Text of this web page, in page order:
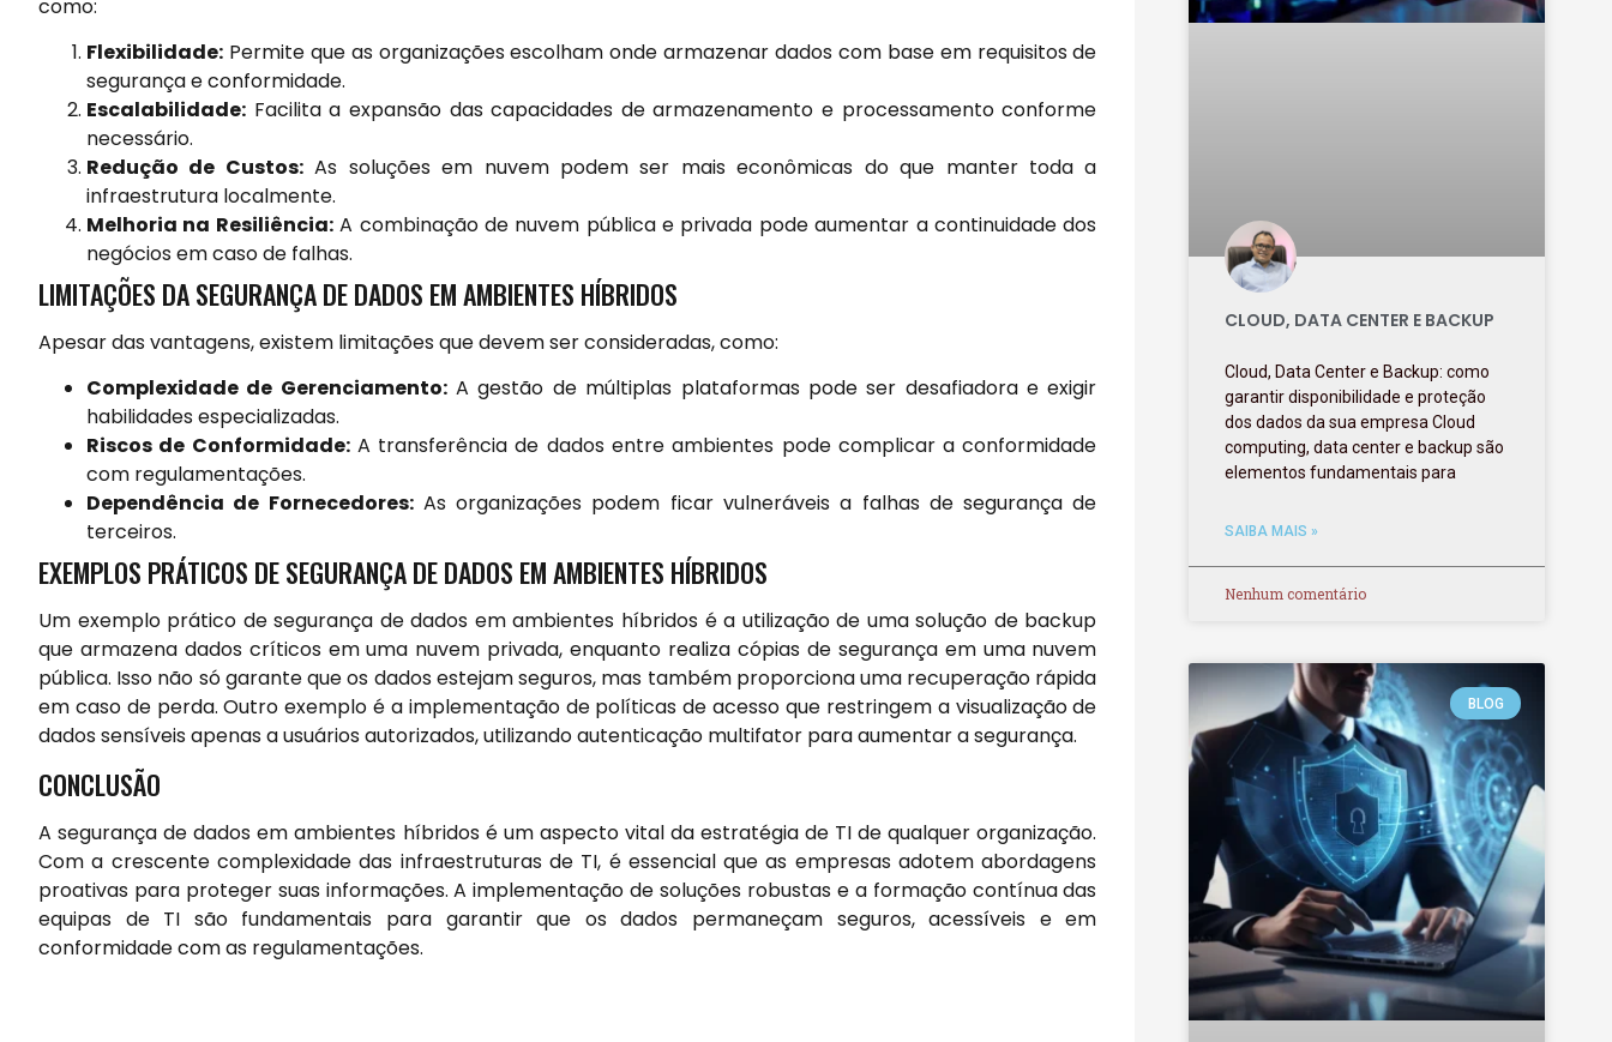
como:
Flexibilidade: Permite que as organizações escolham onde armazenar dados com base em requisitos de
segurança e conformidade.
Escalabilidade: Facilita a expansão das capacidades de armazenamento e processamento conforme
necessário.
Redução de Custos:As soluções em nuvem podem ser mais econômicas do que manter toda a
infraestrutura localmente.
Melhoria na Resiliência:A combinação de nuvem pública e privada pode aumentar a continuidade dos
negócios em caso de falhas.
LIMITAÇÕES DA SEGURANÇA DE DADOS EM AMBIENTES HÍBRIDOS
Apesar das vantagens, existem limitações que devem ser consideradas, como:
Complexidade de Gerenciamento:A gestão de múltiplas plataformas pode ser desafiadora e exigir
habilidades especializadas.
Riscos de Conformidade:A transferência de dados entre ambientes pode complicar a conformidade
com regulamentações.
Dependência de Fornecedores:As organizações podem ficar vulneráveis a falhas de segurança de
terceiros.
EXEMPLOS PRÁTICOS DE SEGURANÇA DE DADOS EM AMBIENTES HÍBRIDOS
Um exemplo prático de segurança de dados em ambientes híbridos é a utilização de uma solução de backup
que armazena dados críticos em uma nuvem privada, enquanto realiza cópias de segurança em uma nuvem
pública. Isso não só garante que os dados estejam seguros, mas também proporciona uma recuperação rápida
em caso de perda. Outro exemplo é a implementação de políticas de acesso que restringem a visualização de
dados sensíveis apenas a usuários autorizados, utilizando autenticação multifator para aumentar a segurança.
CONCLUSÃO
A segurança de dados em ambientes híbridos é um aspecto vital da estratégia de TI de qualquer organização.
Com a crescente complexidade das infraestruturas de TI, é essencial que as empresas adotem abordagens
proativas para proteger suas informações. A implementação de soluções robustas e a formação contínua das
equipas de TI são fundamentais para garantir que os dados permaneçam seguros, acessíveis e em
conformidade com as regulamentações.
CLOUD, DATA CENTER E BACKUP
Cloud, Data Center e Backup: como
garantir disponibilidade e proteção
dos dados da sua empresa Cloud
computing, data center e backup são
elementos fundamentais para
SAIBA MAIS »
Nenhum comentário
BLOG